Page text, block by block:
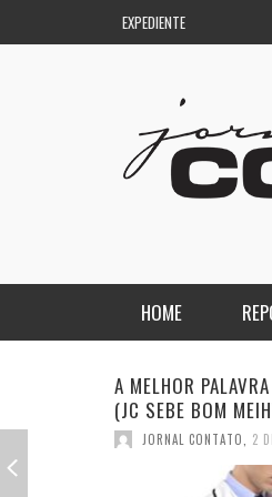
EXPEDIENTE
HOME
REGIONAL
DE PASSAGEM
A ESTRANHA
SEBE BOM MEIHY)
JORNAL CONTATO 26